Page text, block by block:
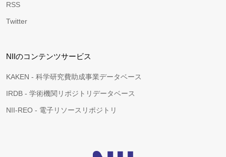
RSS
Twitter
NIIのコンテンツサービス
KAKEN - 科学研究費助成事業データベース
IRDB - 学術機関リポジトリデータベース
NII-REO - 電子リソースリポジトリ